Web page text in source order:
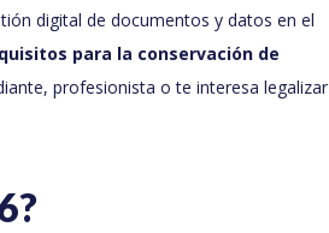
digital de documentos y datos en el
para la conservación de
profesionista o te interesa legalizar